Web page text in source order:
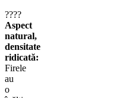
????
Aspect
natural,
densitate
ridicată:
Firele
au
o